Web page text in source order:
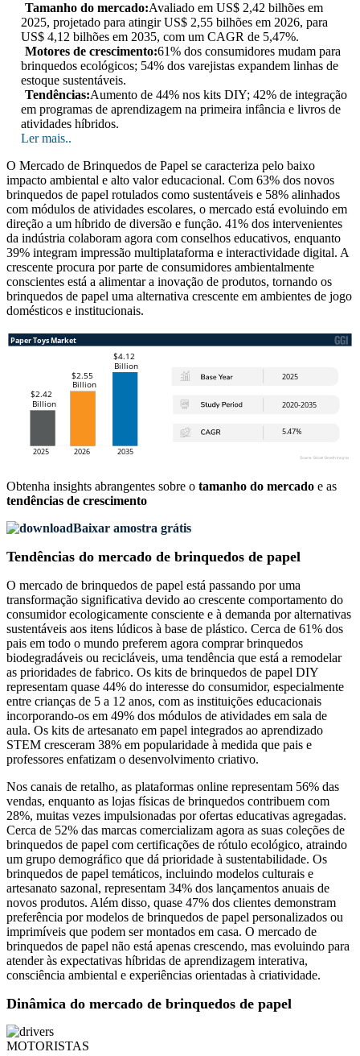
Tamanho do mercado:Avaliado em US$ 2,42 bilhões em
2025, projetado para atingir US$ 2,55 bilhões em 2026, para
US$ 4,12 bilhões em 2035, com um CAGR de 5,47%.
Motores de crescimento:61% dos consumidores mudam para
brinquedos ecológicos; 54% dos varejistas expandem linhas de
estoque sustentáveis.
Tendências:Aumento de 44% nos kits DIY; 42% de integração
em programas de aprendizagem na primeira infância e livros de
atividades híbridos.
Ler mais..
O Mercado de Brinquedos de Papel se caracteriza pelo baixo
impacto ambiental e alto valor educacional. Com 63% dos novos
brinquedos de papel rotulados como sustentáveis ​​e 58% alinhados
com módulos de atividades escolares, o mercado está evoluindo em
direção a um híbrido de diversão e função. 41% dos intervenientes
da indústria colaboram agora com conselhos educativos, enquanto
39% integram impressão multiplataforma e interactividade digital. A
crescente procura por parte de consumidores ambientalmente
conscientes está a alimentar a inovação de produtos, tornando os
brinquedos de papel uma alternativa crescente em ambientes de jogo
domésticos e institucionais.
Obtenha insights abrangentes sobre o tamanho do mercado e as
tendências de crescimento
Baixar amostra grátis
Tendências do mercado de brinquedos de papel
O mercado de brinquedos de papel está passando por uma
transformação significativa devido ao crescente comportamento do
consumidor ecologicamente consciente e à demanda por alternativas
sustentáveis ​​aos itens lúdicos à base de plástico. Cerca de 61% dos
pais em todo o mundo preferem agora comprar brinquedos
biodegradáveis ​​ou recicláveis, uma tendência que está a remodelar
as prioridades de fabrico. Os kits de brinquedos de papel DIY
representam quase 44% do interesse do consumidor, especialmente
entre crianças de 5 a 12 anos, com as instituições educacionais
incorporando-os em 49% dos módulos de atividades em sala de
aula. Os kits de artesanato em papel integrados ao aprendizado
STEM cresceram 38% em popularidade à medida que pais e
professores enfatizam o desenvolvimento criativo.
Nos canais de retalho, as plataformas online representam 56% das
vendas, enquanto as lojas físicas de brinquedos contribuem com
28%, muitas vezes impulsionadas por ofertas educativas agregadas.
Cerca de 52% das marcas comercializam agora as suas coleções de
brinquedos de papel com certificações de rótulo ecológico, atraindo
um grupo demográfico que dá prioridade à sustentabilidade. Os
brinquedos de papel temáticos, incluindo modelos culturais e
artesanato sazonal, representam 34% dos lançamentos anuais de
novos produtos. Além disso, quase 47% dos clientes demonstram
preferência por modelos de brinquedos de papel personalizados ou
imprimíveis que podem ser montados em casa. O mercado de
brinquedos de papel não está apenas crescendo, mas evoluindo para
atender às expectativas híbridas de aprendizagem interativa,
consciência ambiental e experiências orientadas à criatividade.
Dinâmica do mercado de brinquedos de papel
MOTORISTAS